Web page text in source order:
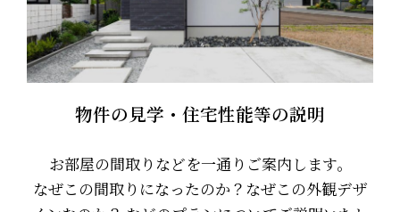
物件の見学・住宅性能等の説明
お部屋の間取りなどを一通りご案内します。
なぜこの間取りになったのか？なぜこの外観デザ